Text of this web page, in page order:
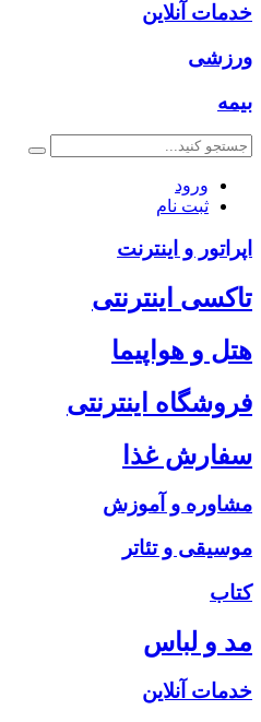
خدمات آنلاین
ورزشی
بیمه
ورود
ثبت نام
اپراتور و اینترنت
تاکسی اینترنتی
هتل و هواپیما
فروشگاه اینترنتی
سفارش غذا
مشاوره و آموزش
موسیقی و تئاتر
کتاب
مد و لباس
خدمات آنلاین